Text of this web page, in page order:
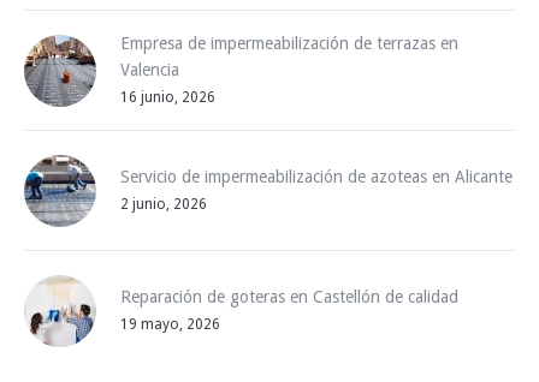
Empresa de impermeabilización de terrazas en
Valencia
16 junio, 2026
Servicio de impermeabilización de azoteas en Alicante
2 junio, 2026
Reparación de goteras en Castellón de calidad
19 mayo, 2026